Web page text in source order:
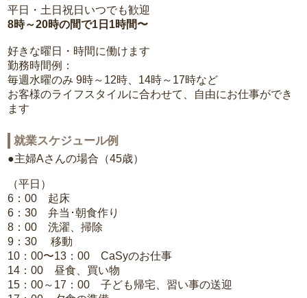
平日・土日祝日いつでも歓迎
8時～20時の間で1日1時間〜
好きな曜日・時間に働けます
勤務時間例：
毎週水曜のみ 9時～12時、14時～17時など
お客様のライフスタイルに合わせて、自由にお仕事ができ
ます
就業スケジュール例
●主婦Aさんの場合（45歳）
（平日）
6：00 起床
6：30 弁当･朝食作り
8：00 洗濯、掃除
9：30 移動
10：00〜13：00 CaSyのお仕事
14：00 昼食、買い物
15：00～17：00 子ども帰宅、習い事の送迎